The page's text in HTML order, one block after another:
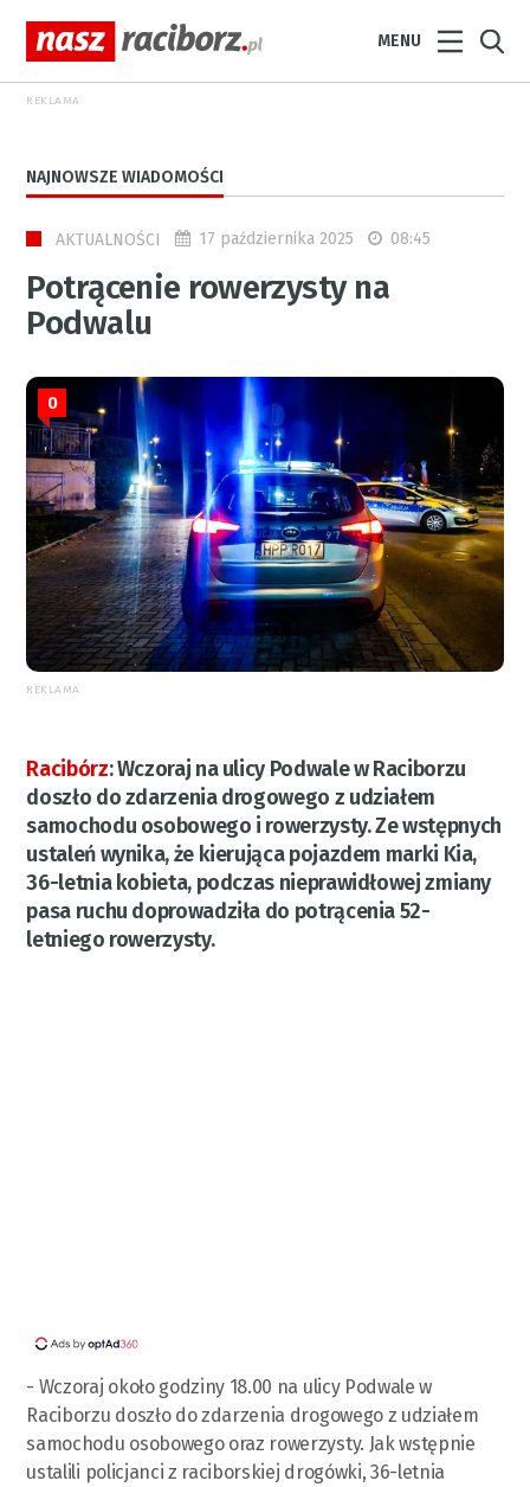
MENU
REKLAMA
NAJNOWSZE WIADOMOŚCI
AKTUALNOŚCI 17 października 2025 08:45
Potrącenie rowerzysty na
Podwalu
0
REKLAMA
Racibórz:Wczoraj na ulicy Podwale w Raciborzu
doszło do zdarzenia drogowego z udziałem
samochodu osobowego i rowerzysty. Ze wstępnych
ustaleń wynika, że kierująca pojazdem marki Kia,
36-letnia kobieta, podczas nieprawidłowej zmiany
pasa ruchu doprowadziła do potrącenia 52-
letniego rowerzysty.
- Wczoraj około godziny 18.00 na ulicy Podwale w
Raciborzu doszło do zdarzenia drogowego z udziałem
samochodu osobowego oraz rowerzysty. Jak wstępnie
ustalili policjanci z raciborskiej drogówki, 36-letnia